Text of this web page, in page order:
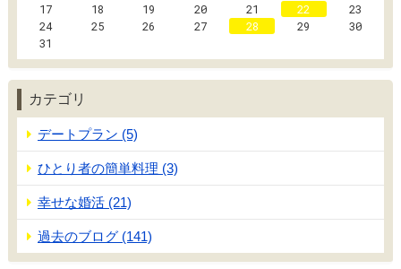
17
18 19 20 21 22
23
24
25 26 27 28 29
30
31
カテゴリ
デートプラン (5)
ひとり者の簡単料理 (3)
幸せな婚活 (21)
過去のブログ (141)